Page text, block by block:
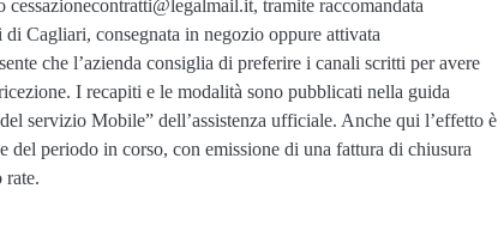
tramite raccomandata
Cagliari, consegnata in negozio oppure attivata
che l’azienda consiglia di preferire i canali scritti per avere
I recapiti e le modalità sono pubblicati nella guida
servizio Mobile” dell’assistenza ufficiale. Anche qui l’effetto è
del periodo in corso, con emissione di una fattura di chiusura
rate.